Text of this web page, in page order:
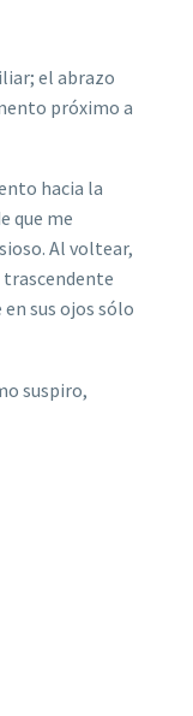
el abrazo
próximo a
hacia la
que me
Al voltear,
trascendente
sus ojos sólo
suspiro,